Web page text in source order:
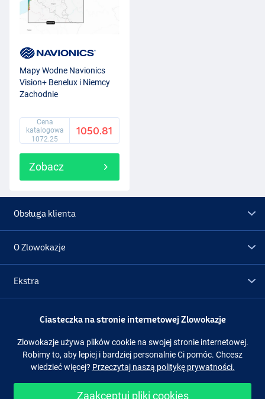
Mapy Wodne Navionics
Vision+ Benelux i Niemcy
Zachodnie
Cena
katalogowa
1072.25
1050.81
Zobacz
Obsługa klienta
O Zlowokazje
Ekstra
Promocje
Obserwuj nas Facebook Instagram
Ciasteczka na stronie internetowej Zlowokazje
Zlowokazje używa plików cookie na swojej stronie internetowej.
Robimy to, aby lepiej i bardziej personalnie Ci pomóc. Chcesz
wiedzieć więcej? Przeczytaj naszą politykę prywatności.
Zaakceptuj pliki cookies